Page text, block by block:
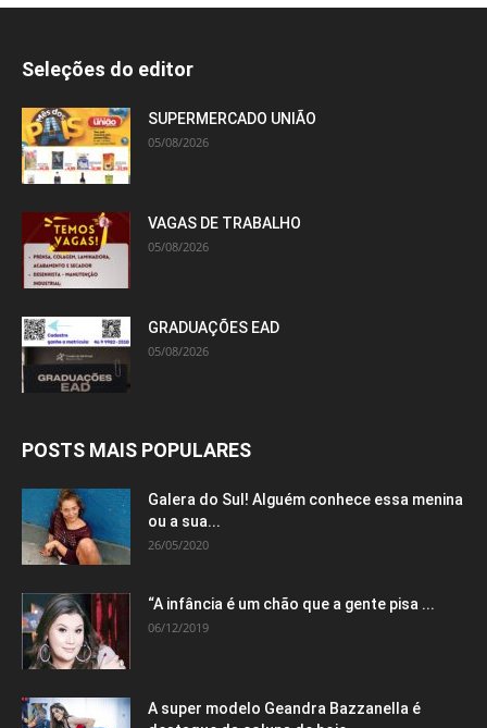
Seleções do editor
SUPERMERCADO UNIÃO
05/08/2026
VAGAS DE TRABALHO
05/08/2026
GRADUAÇÕES EAD
05/08/2026
POSTS MAIS POPULARES
Galera do Sul! Alguém conhece essa menina
ou a sua...
26/05/2020
“A infância é um chão que a gente pisa ...
06/12/2019
A super modelo Geandra Bazzanella é